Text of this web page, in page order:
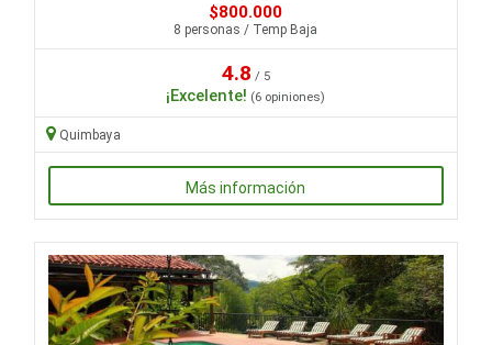
$800.000
8 personas / Temp Baja
4.8 / 5
¡Excelente! (6 opiniones)
Quimbaya
Más información